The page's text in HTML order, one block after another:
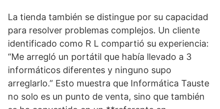
La tienda también se distingue por su capacidad
para resolver problemas complejos. Un cliente
identificado como R L compartió su experiencia:
“Me arregló un portátil que había llevado a 3
informáticos diferentes y ninguno supo
arreglarlo.” Esto muestra que Informática Tauste
no solo es un punto de venta, sino que también